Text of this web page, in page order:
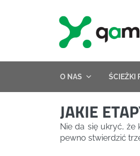
O NAS ŚCIEŻKI
JAKIE
Nie da się ukryć, że
pewno stwierdzić